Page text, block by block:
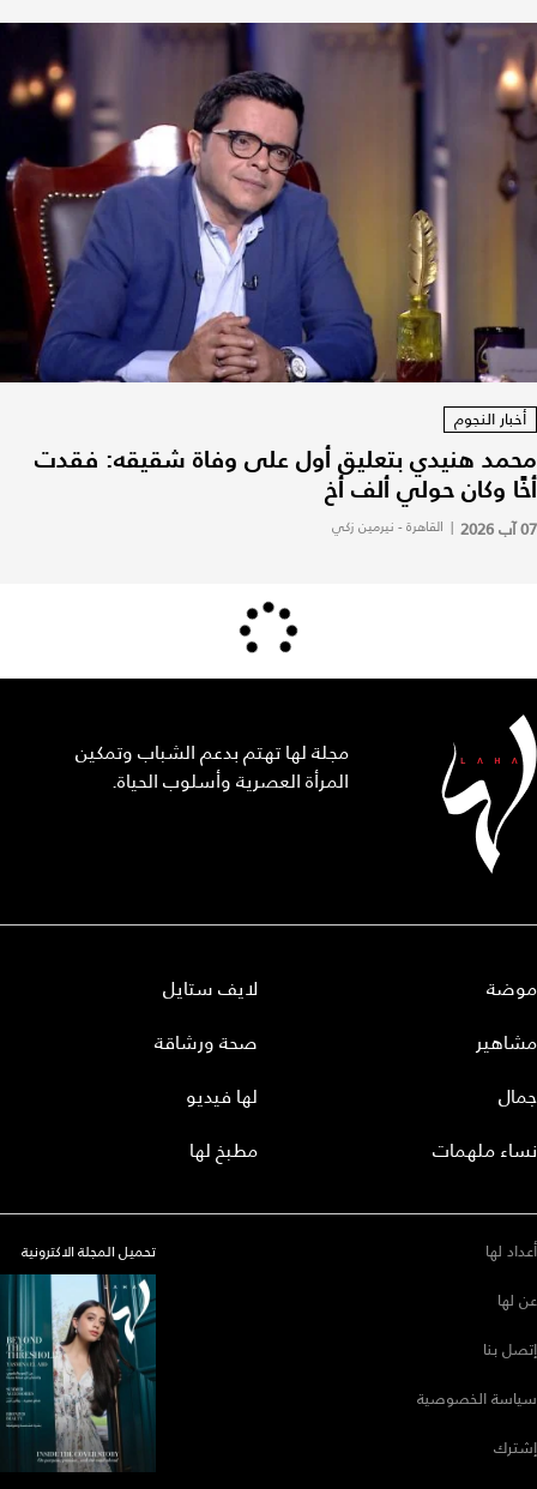
أخبار النجوم
محمد هنيدي بتعليق أول على وفاة شقيقه: فقدت
أخًا وكان حولي ألف أخ
07 آب 2026 | القاهرة - نيرمين زكي
مجلة لها تهتم بدعم الشباب وتمكين
المرأة العصرية وأسلوب الحياة.
موضة
مشاهير
جمال
نساء ملهمات
لايف ستايل
صحة ورشاقة
لها فيديو
مطبخ لها
أعداد لها
عن لها
إتصل بنا
سياسة الخصوصية
إشترك
تحميل المجلة الاكترونية